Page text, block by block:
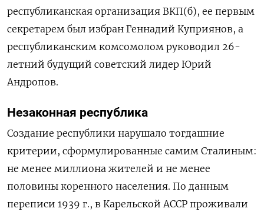
республиканская организация ВКП(б), ее первым
секретарем был избран Геннадий Куприянов, а
республиканским комсомолом руководил 26-
летний будущий советский лидер Юрий
Андропов.
Незаконная республика
Создание республики нарушало тогдашние
критерии, сформулированные самим Сталиным:
не менее миллиона жителей и не менее
половины коренного населения. По данным
переписи 1939 г., в Карельской АССР проживали